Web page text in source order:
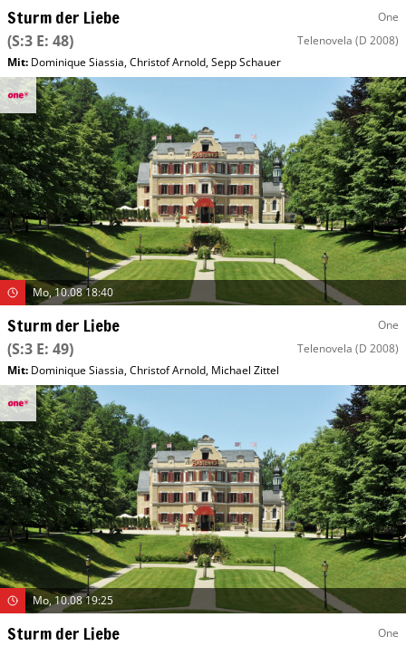
Sturm der Liebe One
(S:3 E: 48) Telenovela (D 2008)
Mit: Dominique Siassia,Christof Arnold,Sepp Schauer
Mo, 10.08 18:40
Sturm der Liebe One
(S:3 E: 49) Telenovela (D 2008)
Mit: Dominique Siassia,Christof Arnold, Michael Zittel
Mo, 10.08 19:25
Sturm der Liebe One